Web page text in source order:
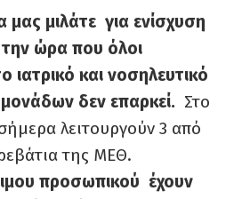
μας μιλάτε για ενίσχυση
ώρα που όλοι
ιατρικό και νοσηλευτικό
δεν επαρκεί. Στο
λειτουργούν 3 από
της ΜΕΘ.
προσωπικού έχουν